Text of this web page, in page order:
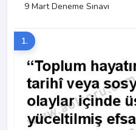
9 Mart Deneme Sınavı
1.